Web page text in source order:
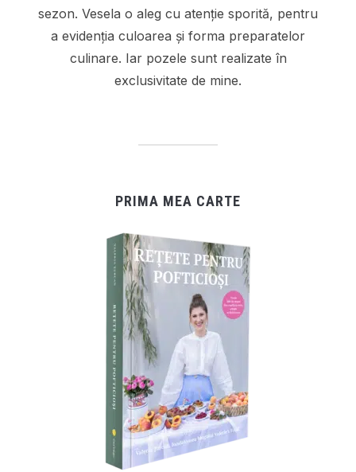
sezon. Vesela o aleg cu atenție sporită, pentru
a evidenția culoarea și forma preparatelor
culinare. Iar pozele sunt realizate în
exclusivitate de mine.
PRIMA MEA CARTE